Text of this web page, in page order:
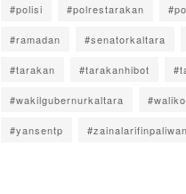
#polisi #polrestarakan
#ramadan #senatorkaltara
#tarakan #tarakanhibot
#wakilgubernurkaltara
#yansentp